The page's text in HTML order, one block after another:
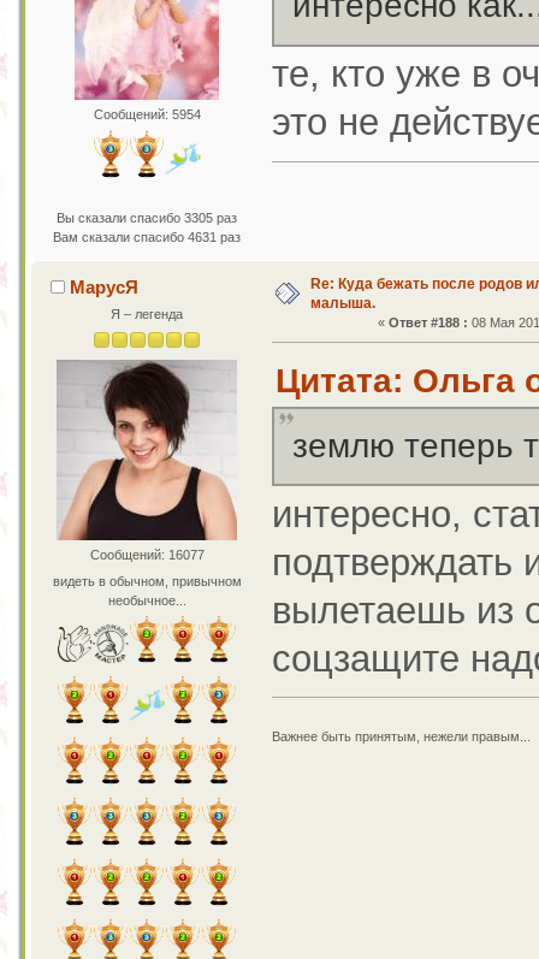
Сообщений: 5954
Вы сказали спасибо 3305 раз
Вам сказали спасибо 4631 раз
те, кто уже в
это не
МарусЯ
Я – легенда
Сообщений: 16077
видеть в обычном, привычном
необычное...
Re: Куда бежать после родов
малыша.
«Ответ #188 : 08 Мая
Цитата: Ольга
землю теперь
интересно,
подтверждать
вылетаешь из
соцзащите
Важнее быть принятым, нежели правым...